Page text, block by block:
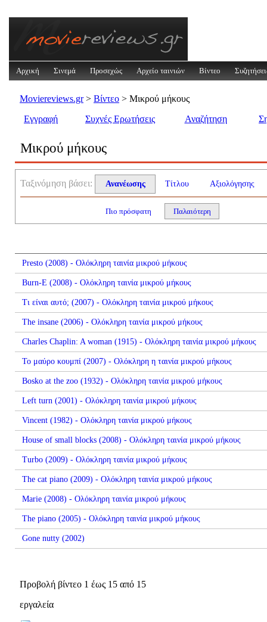
Αρχική Σινεμά Προσεχώς Αρχείο ταινιών Βίντεο
Moviereviews.gr > Βίντεο > Μικρού μήκους
Εγγραφή
Συχνές Ερωτήσεις Αναζήτηση
Μικρού μήκους
Ταξινόμηση βάσει: Ανανέωσης Τίτλου Αξιολόγησης
Πιο πρόσφατη Παλαιότερη
Presto (2008) - Ολόκληρη ταινία μικρού μήκους
Burn-E (2008) - Ολόκληρη ταινία μικρού μήκους
Τι είναι αυτό; (2007) - Ολόκληρη ταινία μικρού μήκους
The insane (2006) - Ολόκληρη ταινία μικρού μήκους
Charles Chaplin: A woman (1915) - Ολόκληρη ταινία μικρού μήκους
Το μαύρο κουμπί (2007) - Ολόκληρη η ταινία μικρού μήκους
Bosko at the zoo (1932) - Ολόκληρη ταινία μικρού μήκους
Left turn (2001) - Ολόκληρη ταινία μικρού μήκους
Vincent (1982) - Ολόκληρη ταινία μικρού μήκους
House of small blocks (2008) - Ολόκληρη ταινία μικρού μήκους
Turbo (2009) - Ολόκληρη ταινία μικρού μήκους
The cat piano (2009) - Ολόκληρη ταινία μικρού μήκους
Marie (2008) - Ολόκληρη ταινία μικρού μήκους
The piano (2005) - Ολόκληρη ταινία μικρού μήκους
Gone nutty (2002)
Προβολή βίντεο 1 έως 15 από 15
εργαλεία